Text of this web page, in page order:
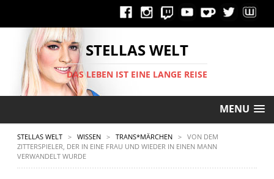
STELLAS WELT
DAS LEBEN IST EINE LANGE REISE
MENU
STELLAS WELT > WISSEN > TRANS*MÄRCHEN > VON DEM
ZITTERSPIELER, DER IN EINE FRAU UND WIEDER IN EINEN MANN
VERWANDELT WURDE